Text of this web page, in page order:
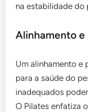
na estabilidade do
Alinhamento
Um alinhamento e
para a saúde do
inadequados
O Pilates enfatiza